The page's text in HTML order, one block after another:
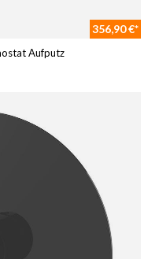
356,90 €*
Aufputz